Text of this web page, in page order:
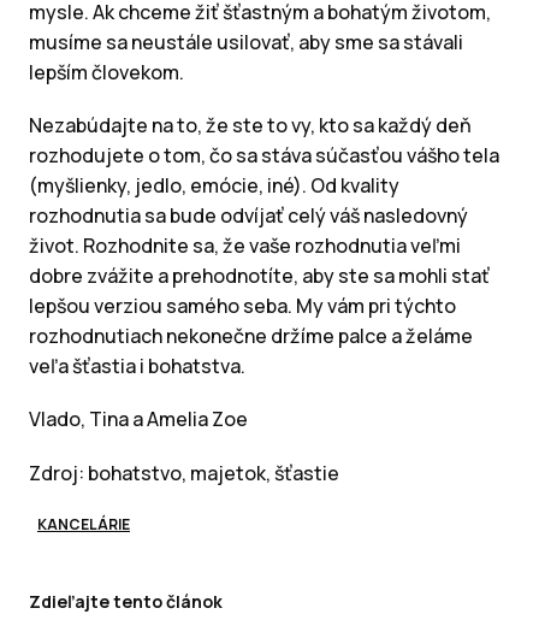
mysle. Ak chceme žiť šťastným a bohatým životom,
musíme sa neustále usilovať, aby sme sa stávali
lepším človekom.
Nezabúdajte na to, že ste to vy, kto sa každý deň
rozhodujete o tom, čo sa stáva súčasťou vášho tela
(myšlienky, jedlo, emócie, iné). Od kvality
rozhodnutia sa bude odvíjať celý váš nasledovný
život. Rozhodnite sa, že vaše rozhodnutia veľmi
dobre zvážite a prehodnotíte, aby ste sa mohli stať
lepšou verziou samého seba. My vám pri týchto
rozhodnutiach nekonečne držíme palce a želáme
veľa šťastia i bohatstva.
Vlado, Tina a Amelia Zoe
Zdroj: bohatstvo, majetok, šťastie
KANCELÁRIE
Zdieľajte tento článok